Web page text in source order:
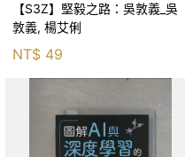
【S3Z】堅毅之路：吳敦義_吳
敦義, 楊艾俐
NT$ 49